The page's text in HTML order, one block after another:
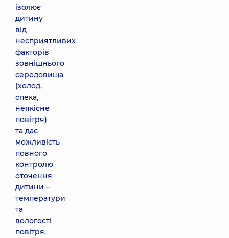
ізолює
дитину
від
несприятливих
факторів
зовнішнього
середовища
(холод,
спека,
неякісне
повітря)
та дає
можливість
повного
контролю
оточення
дитини –
температури
та
вологості
повітря,